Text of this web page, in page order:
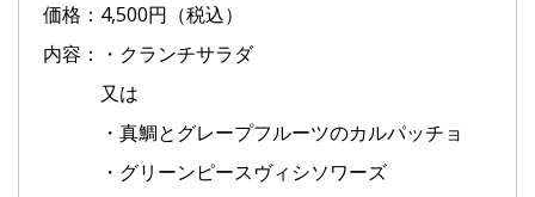
価格：4,500円（税込）
内容：・クランチサラダ
又は
・真鯛とグレープフルーツのカルパッチョ
・グリーンピースヴィシソワーズ